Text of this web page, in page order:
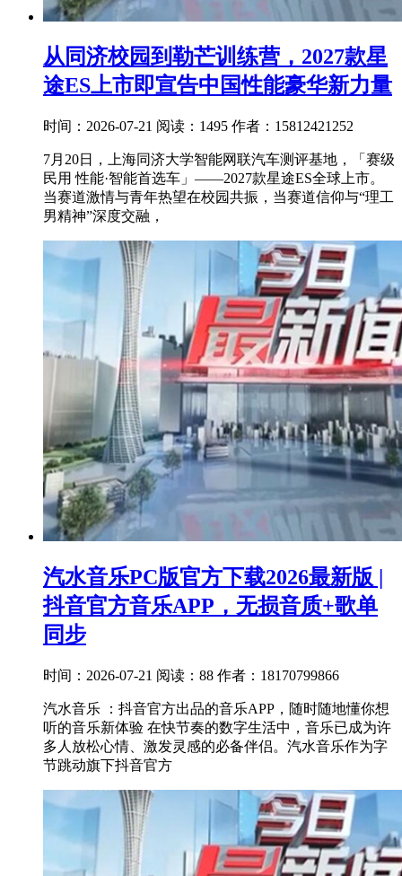
从同济校园到勒芒训练营，2027款星
途ES上市即宣告中国性能豪华新力量
时间：2026-07-21 阅读：1495 作者：15812421252
7月20日，上海同济大学智能网联汽车测评基地，「赛级
民用 性能·智能首选车」——2027款星途ES全球上市。
当赛道激情与青年热望在校园共振，当赛道信仰与“理工
男精神”深度交融，
汽水音乐PC版官方下载2026最新版 |
抖音官方音乐APP，无损音质+歌单
同步
时间：2026-07-21 阅读：88 作者：18170799866
汽水音乐 ：抖音官方出品的音乐APP，随时随地懂你想
听的音乐新体验 在快节奏的数字生活中，音乐已成为许
多人放松心情、激发灵感的必备伴侣。汽水音乐作为字
节跳动旗下抖音官方